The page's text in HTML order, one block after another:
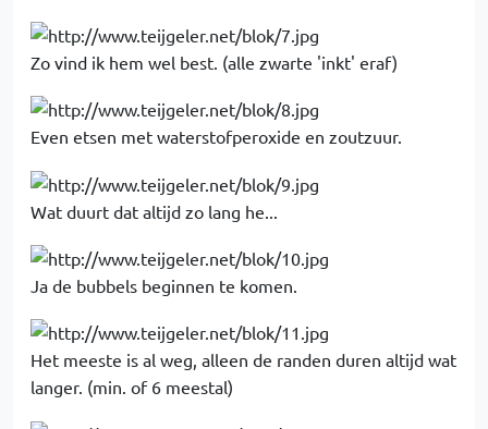
Zo vind ik hem wel best. (alle zwarte 'inkt' eraf)
Even etsen met waterstofperoxide en zoutzuur.
Wat duurt dat altijd zo lang he...
Ja de bubbels beginnen te komen.
Het meeste is al weg, alleen de randen duren altijd wat
langer. (min. of 6 meestal)